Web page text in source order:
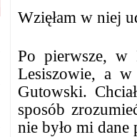
Wzięłam w niej
Po pierwsze,
Lesiszowie, a
Gutowski.
sposób
nie było mi